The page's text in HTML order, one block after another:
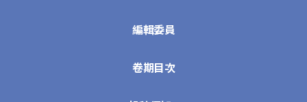
編輯委員
卷期目次